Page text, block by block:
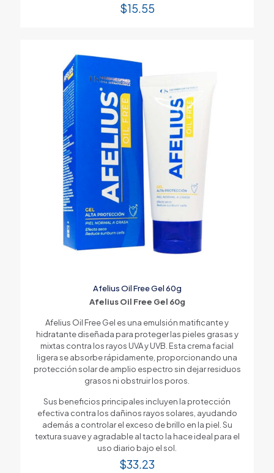
$15.55
Afelius Oil Free Gel 60g
Afelius Oil Free Gel 60g
Afelius Oil Free Gel es una emulsión matificante y
hidratante diseñada para proteger las pieles grasas y
mixtas contra los rayos UVA y UVB. Esta crema facial
ligera se absorbe rápidamente, proporcionando una
protección solar de amplio espectro sin dejar residuos
grasos ni obstruir los poros.
Sus beneficios principales incluyen la protección
efectiva contra los dañinos rayos solares, ayudando
además a controlar el exceso de brillo en la piel. Su
textura suave y agradable al tacto la hace ideal para el
uso diario bajo el sol.
$33.23